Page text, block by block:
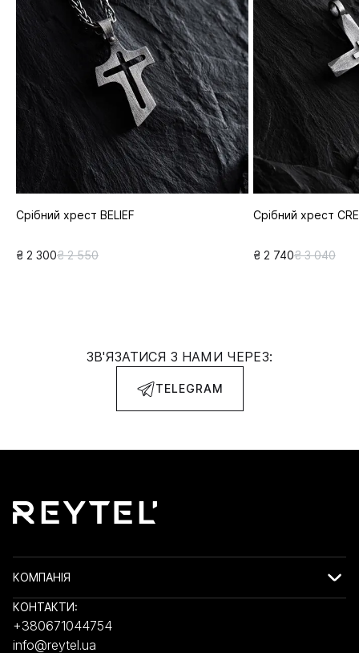
Срібний хрест BELIEF
₴ 2 300₴ 2 550
Срібний хрест
₴ 2 740₴ 3 040
ЗВ'ЯЗАТИСЯ З НАМИ ЧЕРЕЗ:
TELEGRAM
КОМПАНІЯ
КОНТАКТИ:
+380671044754
info@reytel.ua